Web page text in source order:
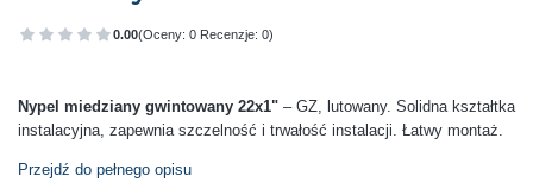
0.00(Oceny: 0 Recenzje: 0)
Przejdź do sekcji Opinie
Nypel miedziany gwintowany 22x1" – GZ, lutowany. Solidna kształtka
instalacyjna, zapewnia szczelność i trwałość instalacji. Łatwy montaż.
Przejdź do pełnego opisu